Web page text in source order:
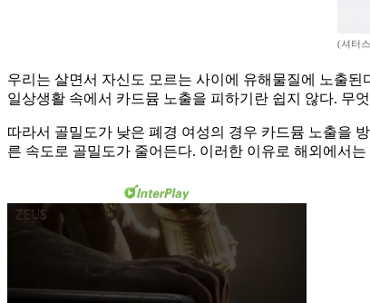
(셔터
우리는 살면서 자신도 모르는 사이에 유해물질에 노출
일상생활 속에서 카드뮴 노출을 피하기란 쉽지 않다. 무
따라서 골밀도가 낮은 폐경 여성의 경우 카드뮴 노출을
른 속도로 골밀도가 줄어든다. 이러한 이유로 해외에서